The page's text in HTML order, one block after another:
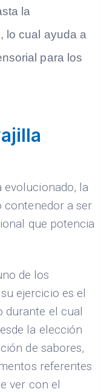
la
lo cual ayuda a
para los
evolucionado, la
contenedor a ser
que potencia
de los
ejercicio es el
durante el cual
la elección
de sabores,
referentes
ver con el